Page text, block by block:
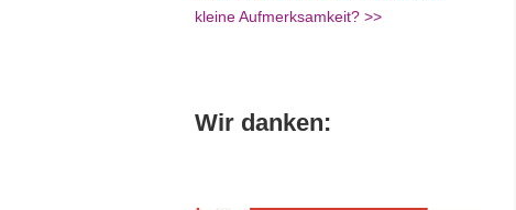
kleine Aufmerksamkeit? >>
Wir danken: